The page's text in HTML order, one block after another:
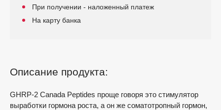
При получении - наложенный платеж
На карту банка
Описание продукта:
GHRP-2 Canada Peptides проще говоря это стимулятор
выработки гормона роста, а он же соматотропный гормон,